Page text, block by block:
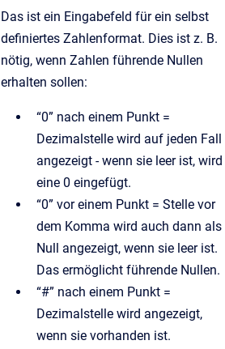
Das ist ein Eingabefeld für ein selbst
definiertes Zahlenformat. Dies ist z. B.
nötig, wenn Zahlen führende Nullen
erhalten sollen:
“0” nach einem Punkt =
Dezimalstelle wird auf jeden Fall
angezeigt - wenn sie leer ist, wird
eine 0 eingefügt.
“0” vor einem Punkt = Stelle vor
dem Komma wird auch dann als
Null angezeigt, wenn sie leer ist.
Das ermöglicht führende Nullen.
“#” nach einem Punkt =
Dezimalstelle wird angezeigt,
wenn sie vorhanden ist.